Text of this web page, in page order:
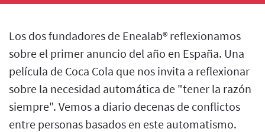
Los dos fundadores de Enealab® reflexionamos
sobre el primer anuncio del año en España. Una
película de Coca Cola que nos invita a reflexionar
sobre la necesidad automática de "tener la razón
siempre". Vemos a diario decenas de conflictos
entre personas basados en este automatismo.